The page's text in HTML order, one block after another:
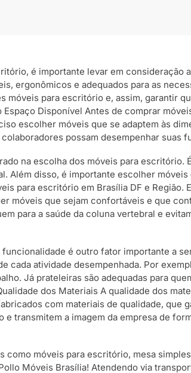
é importante levar em consideração
ergonômicos e adequados para as
móveis para escritório e, assim, garantir
Disponível Antes de comprar
escolher móveis que se adaptem às
possam desempenhar suas
na escolha dos móveis para escritório.
Além disso, é importante escolher
para escritório em Brasília DF e Região.
móveis que sejam confortáveis e que
para a saúde da coluna vertebral e
é outro fator importante a
atividade desempenhada. Por
Já prateleiras são adequadas para
dos Materiais A qualidade dos
com materiais de qualidade, que
transmitem a imagem da empresa de
móveis para escritório, mesa
Móveis Brasília! Atendendo via